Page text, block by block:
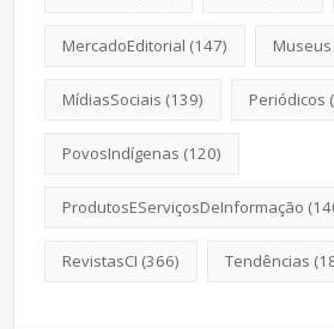
MercadoEditorial (147) Museus
MídiasSociais (139) Periódicos
PovosIndígenas (120)
ProdutosEServiçosDeInformação
RevistasCI (366) Tendências